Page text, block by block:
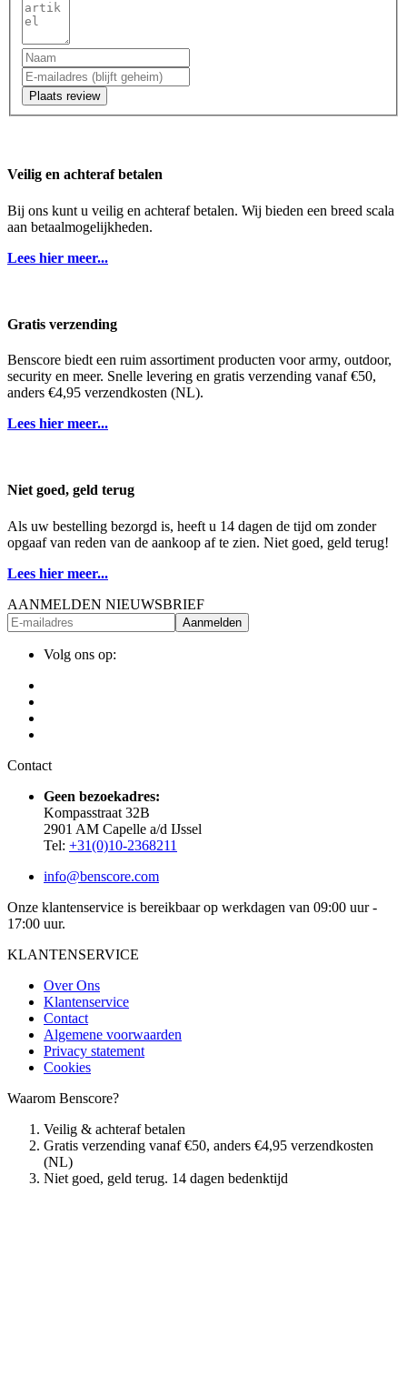
Plaats review
Veilig en achteraf betalen
Bij ons kunt u veilig en achteraf betalen. Wij bieden een breed scala
aan betaalmogelijkheden.
Lees hier meer...
Gratis verzending
Benscore biedt een ruim assortiment producten voor army, outdoor,
security en meer. Snelle levering en gratis verzending vanaf €50,
anders €4,95 verzendkosten (NL).
Lees hier meer...
Niet goed, geld terug
Als uw bestelling bezorgd is, heeft u 14 dagen de tijd om zonder
opgaaf van reden van de aankoop af te zien. Niet goed, geld terug!
Lees hier meer...
AANMELDEN NIEUWSBRIEF
Aanmelden
Volg ons op:
Contact
Geen bezoekadres:
Kompasstraat 32B
2901 AM Capelle a/d IJssel
Tel: +31(0)10-2368211
info@benscore.com
Onze klantenservice is bereikbaar op werkdagen van 09:00 uur -
17:00 uur.
KLANTENSERVICE
Over Ons
Klantenservice
Contact
Algemene voorwaarden
Privacy statement
Cookies
Waarom Benscore?
Veilig & achteraf betalen
Gratis verzending vanaf €50, anders €4,95 verzendkosten
(NL)
Niet goed, geld terug. 14 dagen bedenktijd